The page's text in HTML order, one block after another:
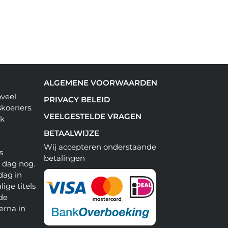
nog.
in
titels
in
ALGEMENE VOORWAARDEN
PRIVACY BELEID
VEELGESTELDE VRAGEN
BETAALWIJZE
Wij accepteren onderstaande
betalingen